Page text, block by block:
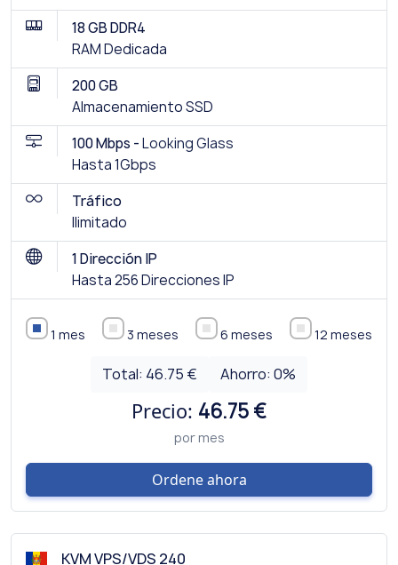
18 GB DDR4
RAM Dedicada
200 GB
Almacenamiento SSD
100 Mbps -Looking Glass
Hasta 1Gbps
Tráfico
Ilimitado
1 Dirección IP
Hasta 256 Direcciones IP
1 mes 3 meses 6 meses 12 meses
Total: 46.75 € Ahorro: 0%
Precio: 46.75 €
por mes
Ordene ahora
KVM VPS/VDS 240